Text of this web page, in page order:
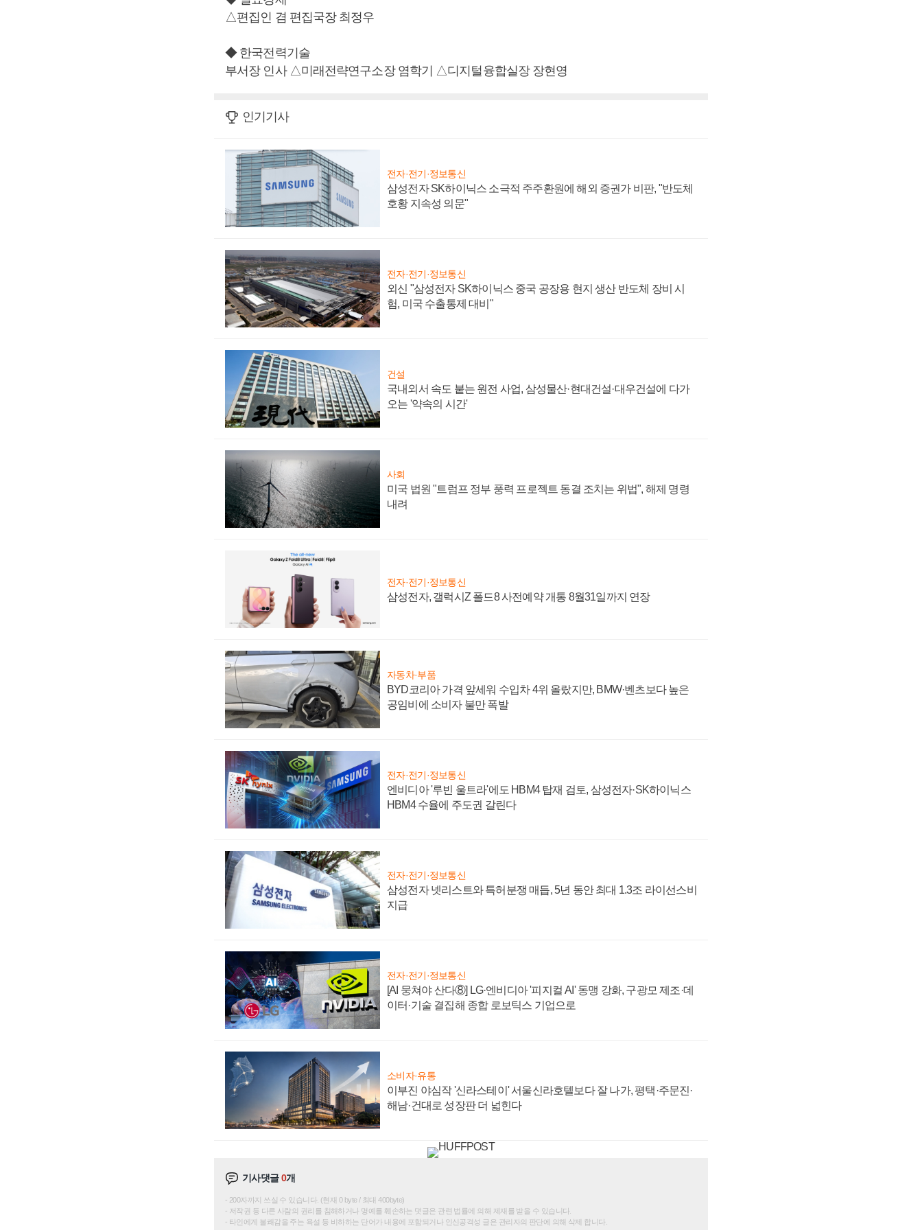
△편집인 겸 편집국장 최정우
◆ 한국전력기술
부서장 인사 △미래전략연구소장 염학기 △디지털융합실장 장현영
인기기사
전자·전기·정보통신
삼성전자 SK하이닉스 소극적 주주환원에 해외 증권가 비판, "반도체
호황 지속성 의문"
전자·전기·정보통신
외신 "삼성전자 SK하이닉스 중국 공장용 현지 생산 반도체 장비 시
험, 미국 수출통제 대비"
건설
국내외서 속도 붙는 원전 사업, 삼성물산·현대건설·대우건설에 다가
오는 '약속의 시간'
사회
미국 법원 "트럼프 정부 풍력 프로젝트 동결 조치는 위법", 해제 명령
내려
전자·전기·정보통신
삼성전자, 갤럭시Z 폴드8 사전예약 개통 8월31일까지 연장
자동차·부품
BYD코리아 가격 앞세워 수입차 4위 올랐지만, BMW·벤츠보다 높은
공임비에 소비자 불만 폭발
전자·전기·정보통신
엔비디아 '루빈 울트라'에도 HBM4 탑재 검토, 삼성전자·SK하이닉스
HBM4 수율에 주도권 갈린다
전자·전기·정보통신
삼성전자 넷리스트와 특허분쟁 매듭, 5년 동안 최대 1.3조 라이선스비
지급
전자·전기·정보통신
[AI 뭉쳐야 산다⑧] LG·엔비디아 '피지컬 AI' 동맹 강화, 구광모 제조·데
이터·기술 결집해 종합 로보틱스 기업으로
소비자·유통
이부진 야심작 '신라스테이' 서울신라호텔보다 잘 나가, 평택·주문진·
해남·건대로 성장판 더 넓힌다
기사댓글0개
200자까지 쓰실 수 있습니다. (현재 0 byte / 최대 400byte)
저작권 등 다른 사람의 권리를 침해하거나 명예를 훼손하는 댓글은 관련 법률에 의해 제재를 받을 수 있습니다.
타인에게 불쾌감을 주는 욕설 등 비하하는 단어가 내용에 포함되거나 인신공격성 글은 관리자의 판단에 의해 삭제 합니다.